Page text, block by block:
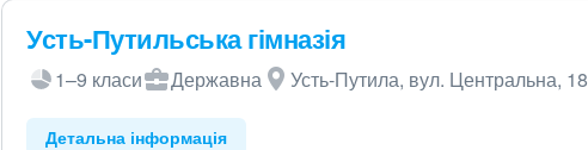
Усть-Путильська гімназія
1–9 класи Державна Усть-Путила, вул. Центральна, 18
Детальна інформація